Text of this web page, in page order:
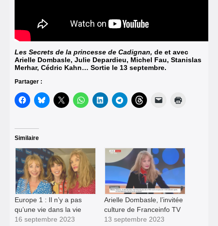
Les Secrets de la princesse de Cadignan, de et avec
Arielle Dombasle, Julie Depardieu, Michel Fau, Stanislas
Merhar, Cédric Kahn… Sortie le 13 septembre.
Partager :
Similaire
Europe 1 : Il n’y a pas
qu’une vie dans la vie
16 septembre 2023
Arielle Dombasle, l’invitée
culture de Franceinfo TV
13 septembre 2023